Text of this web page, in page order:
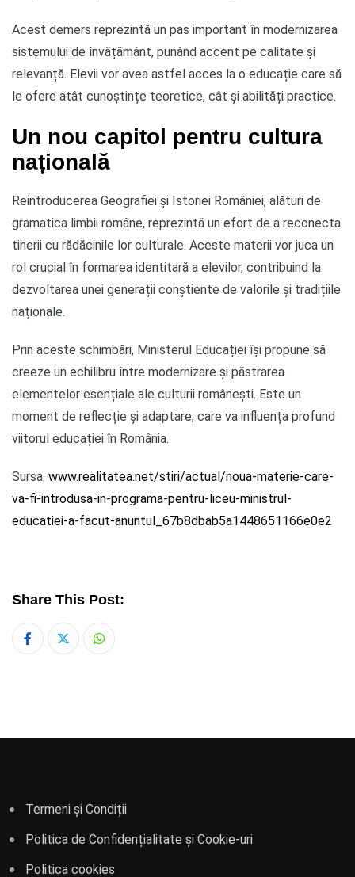
Acest demers reprezintă un pas important în modernizarea
sistemului de învățământ, punând accent pe calitate și
relevanță. Elevii vor avea astfel acces la o educație care să
le ofere atât cunoștințe teoretice, cât și abilități practice.
Un nou capitol pentru cultura
națională
Reintroducerea Geografiei și Istoriei României, alături de
gramatica limbii române, reprezintă un efort de a reconecta
tinerii cu rădăcinile lor culturale. Aceste materii vor juca un
rol crucial în formarea identitară a elevilor, contribuind la
dezvoltarea unei generații conștiente de valorile și tradițiile
naționale.
Prin aceste schimbări, Ministerul Educației își propune să
creeze un echilibru între modernizare și păstrarea
elementelor esențiale ale culturii românești. Este un
moment de reflecție și adaptare, care va influența profund
viitorul educației în România.
Sursa: www.realitatea.net/stiri/actual/noua-materie-care-
va-fi-introdusa-in-programa-pentru-liceu-ministrul-
educatiei-a-facut-anuntul_67b8dbab5a1448651166e0e2
Share This Post:
Whatsapp
Termeni și Condiții
Politica de Confidențialitate și Cookie-uri
Politica cookies